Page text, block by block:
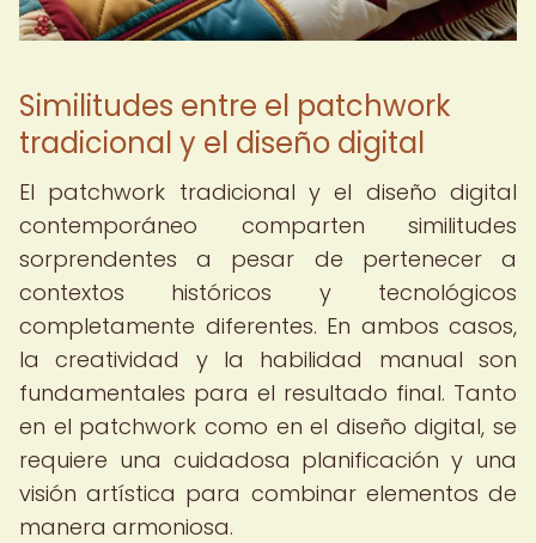
Similitudes entre el patchwork
tradicional y el diseño digital
El patchwork tradicional y el diseño digital
contemporáneo comparten similitudes
sorprendentes a pesar de pertenecer a
contextos históricos y tecnológicos
completamente diferentes. En ambos casos,
la creatividad y la habilidad manual son
fundamentales para el resultado final. Tanto
en el patchwork como en el diseño digital, se
requiere una cuidadosa planificación y una
visión artística para combinar elementos de
manera armoniosa.